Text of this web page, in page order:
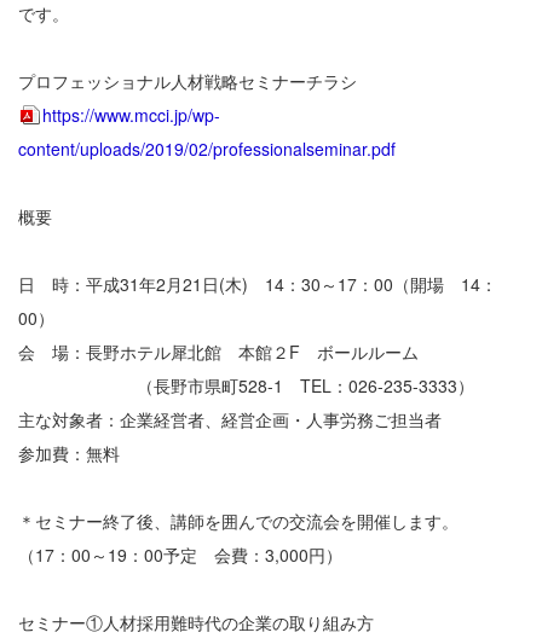
です。
プロフェッショナル人材戦略セミナーチラシ
https://www.mcci.jp/wp-
content/uploads/2019/02/professionalseminar.pdf
概要
日 時：平成31年2月21日(木) 14：30～17：00（開場 14：
00）
会 場：長野ホテル犀北館 本館２F ボールルーム
（長野市県町528-1 TEL：026-235-3333）
主な対象者：企業経営者、経営企画・人事労務ご担当者
参加費：無料
＊セミナー終了後、講師を囲んでの交流会を開催します。
（17：00～19：00予定 会費：3,000円）
セミナー①人材採用難時代の企業の取り組み方